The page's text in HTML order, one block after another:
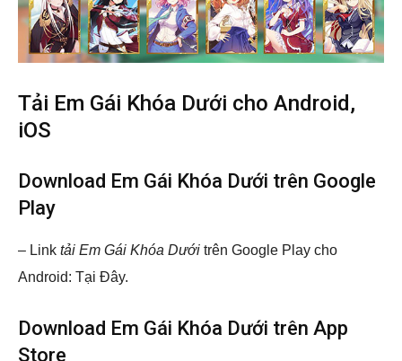
Tải Em Gái Khóa Dưới cho Android,
iOS
Download Em Gái Khóa Dưới trên Google
Play
– Link tải Em Gái Khóa Dưới trên Google Play cho
Android: Tại Đây.
Download Em Gái Khóa Dưới trên App
Store